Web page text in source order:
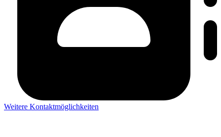
Weitere Kontaktmöglichkeiten